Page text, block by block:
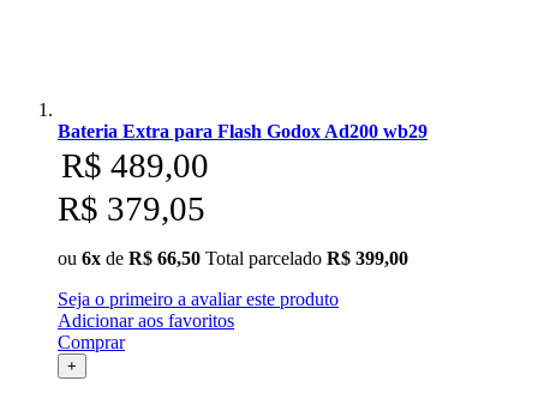
Ulanzi
Utech
Waywel
ZG Cine
Bateria Extra para Flash Godox Ad200 wb29
R$ 489,00
R$ 379,05
ou 6x de R$ 66,50 Total parcelado R$ 399,00
Seja o primeiro a avaliar este produto
Adicionar aos favoritos
Comprar
+